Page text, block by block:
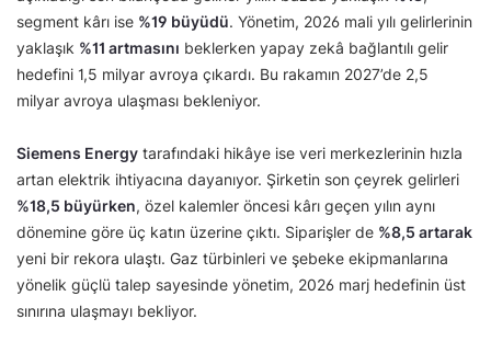
segment kârı ise %19 büyüdü. Yönetim, 2026 mali yılı gelirlerinin
yaklaşık %11 artmasını beklerken yapay zekâ bağlantılı gelir
hedefini 1,5 milyar avroya çıkardı. Bu rakamın 2027’de 2,5
milyar avroya ulaşması bekleniyor.
Siemens Energy tarafındaki hikâye ise veri merkezlerinin hızla
artan elektrik ihtiyacına dayanıyor. Şirketin son çeyrek gelirleri
%18,5 büyürken, özel kalemler öncesi kârı geçen yılın aynı
dönemine göre üç katın üzerine çıktı. Siparişler de %8,5 artarak
yeni bir rekora ulaştı. Gaz türbinleri ve şebeke ekipmanlarına
yönelik güçlü talep sayesinde yönetim, 2026 marj hedefinin üst
sınırına ulaşmayı bekliyor.